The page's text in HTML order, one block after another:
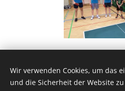
Wir verwenden Cookies, um das
und die Sicherheit der Website